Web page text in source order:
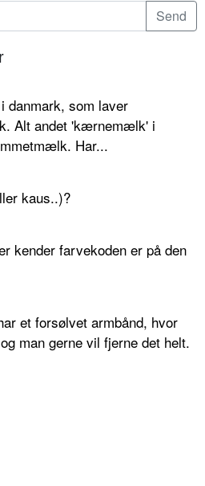
danmark, som laver
Alt andet 'kærnemælk' i
Har...
kaus..)?
kender farvekoden er på den
et forsølvet armbånd, hvor
man gerne vil fjerne det helt.